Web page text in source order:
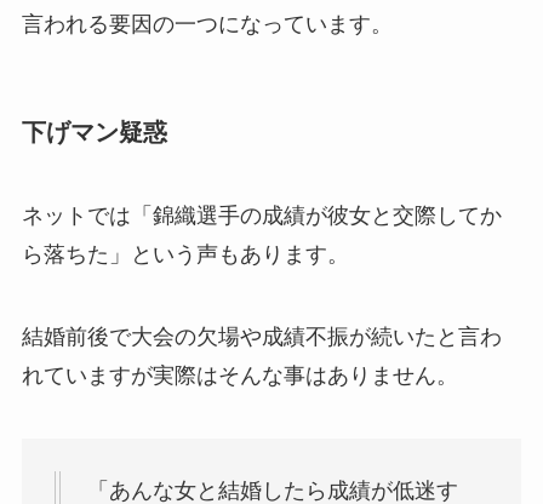
言われる要因の一つになっています。
下げマン疑惑
ネットでは「錦織選手の成績が彼女と交際してか
ら落ちた」という声もあります。
結婚前後で大会の欠場や成績不振が続いたと言わ
れていますが実際はそんな事はありません。
「あんな女と結婚したら成績が低迷す